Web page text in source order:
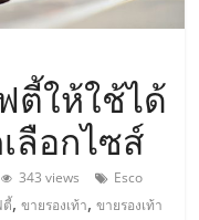
ตี้ให้ใช้ได้
ลือกไซส์
343 views
Esco
ตี้,ขายรองเท้า,ขายรองเท้า